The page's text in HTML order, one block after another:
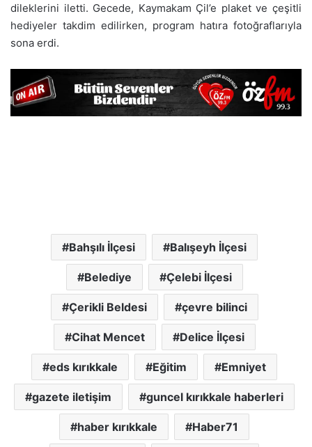
dileklerini iletti. Gecede, Kaymakam Çil’e plaket ve çeşitli
hediyeler takdim edilirken, program hatıra fotoğraflarıyla
sona erdi.
Bahşılı İlçesi Balışeyh İlçesi
Belediye Çelebi İlçesi
Çerikli Beldesi çevre bilinci
Cihat Mencet Delice İlçesi
eds kırıkkale Eğitim Emniyet
gazete iletişim guncel kırıkkale haberleri
haber kırıkkale Haber71